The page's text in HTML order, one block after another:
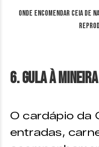
Onde encomendar ceia de
6. Gula à Mineira
O cardápio da
entradas,